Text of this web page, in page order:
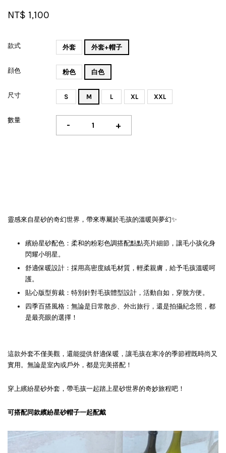
NT$ 1,100
款式 外套 外套+帽子
顔色 粉色 白色
尺寸 S M L XL XXL
數量 - +
靈感來自星砂的奇幻世界，帶來專屬於毛孩的溫暖與夢幻✨
繽紛星砂配色：柔和的粉彩色調搭配點點亮片細節，讓毛小孩化身
閃耀小明星。
舒適保暖設計：採用高密度絨毛材質，輕柔親膚，給予毛孩溫暖呵
護。
貼心版型剪裁：特別針對毛孩體型設計，活動自如，穿脫方便。
四季百搭風格：無論是日常散步、外出旅行，還是拍攝紀念照，都
是最亮眼的選擇！
這款外套不僅美觀，還能提供舒適保暖，讓毛孩在寒冷的季節裡既時尚又
實用。無論是室內或戶外，都是完美搭配！
穿上繽紛星砂外套，帶毛孩一起踏上星砂世界的奇妙旅程吧！
可搭配同款繽紛星砂帽子一起配戴